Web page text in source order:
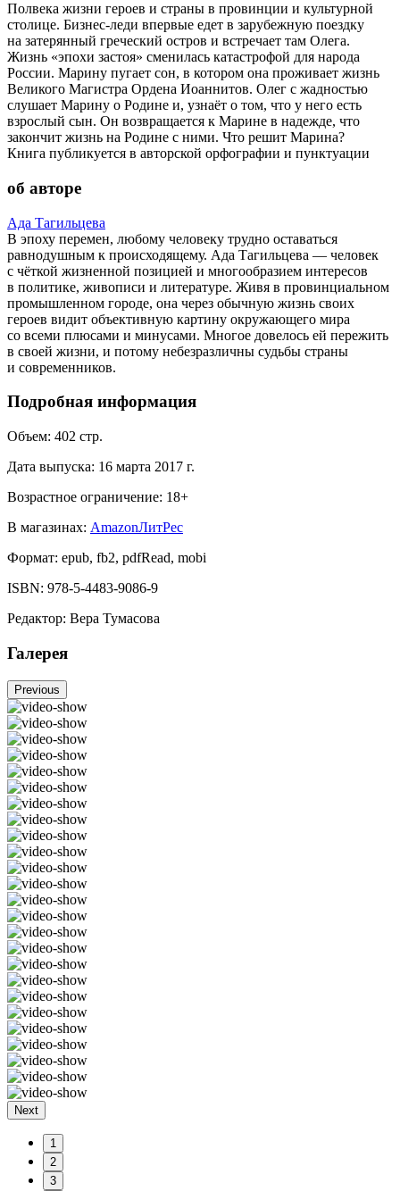
Полвека жизни героев и страны в провинции и культурной
столице. Бизнес-леди впервые едет в зарубежную поездку
на затерянный греческий остров и встречает там Олега.
Жизнь «эпохи застоя» сменилась катастрофой для народа
России. Марину пугает сон, в котором она проживает жизнь
Великого Магистра Ордена Иоаннитов. Олег с жадностью
слушает Марину о Родине и, узнаёт о том, что у него есть
взрослый сын. Он возвращается к Марине в надежде, что
закончит жизнь на Родине с ними. Что решит Марина?
Книга публикуется в авторской орфографии и пунктуации
об авторе
Ада Тагильцева
В эпоху перемен, любому человеку трудно оставаться
равнодушным к происходящему. Ада Тагильцева — человек
с чёткой жизненной позицией и многообразием интересов
в политике, живописи и литературе. Живя в провинциальном
промышленном городе, она через обычную жизнь своих
героев видит объективную картину окружающего мира
со всеми плюсами и минусами. Многое довелось ей пережить
в своей жизни, и потому небезразличны судьбы страны
и современников.
Подробная информация
Объем: 402 стр.
Дата выпуска: 16 марта 2017 г.
Возрастное ограничение: 18+
В магазинах: AmazonЛитРес
Формат: epub, fb2, pdfRead, mobi
ISBN: 978-5-4483-9086-9
Редактор: Вера Тумасова
Галерея
Previous
Next
1
2
3